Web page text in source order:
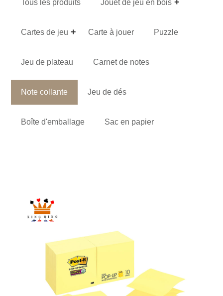
Tous les produits Jouet de jeu en bois
Cartes de jeu Carte à jouer Puzzle
Jeu de plateau Carnet de notes
Note collante Jeu de dés
Boîte d'emballage Sac en papier